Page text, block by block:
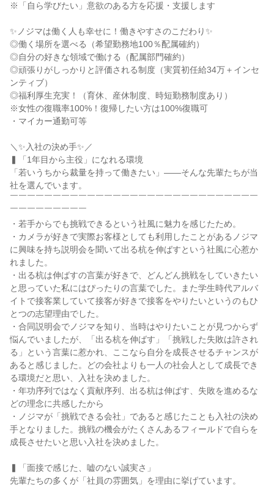
※「自ら学びたい」意欲のある方を応援・支援します
✨ノジマは働く人も幸せに！働きやすさのこだわり✨
◎働く場所を選べる（希望勤務地100％配属確約）
◎自分の好きな領域で働ける（配属部門確約）
◎頑張りがしっかりと評価される制度（実質初任給34万＋インセ
ンティブ）
◎福利厚生充実！（育休、産休制度、時短勤務制度あり）
※女性の復職率100%！復帰したい方は100%復職可
・マイカー通勤可等
＼✨入社の決め手✨／
▍「1年目から主役」になれる環境
「若いうちから裁量を持って働きたい」——そんな先輩たちが当
社を選んでいます。
￣￣￣￣￣￣￣￣￣￣￣￣￣￣￣￣￣￣￣￣￣￣￣￣￣￣￣￣￣
￣￣￣￣￣￣￣￣￣
・若手からでも挑戦できるという社風に魅力を感じたため。
・カメラが好きで実際お客様としても利用したことがあるノジマ
に興味を持ち説明会を聞いて出る杭を伸ばすという社風に心惹か
れました。
・出る杭は伸ばすの言葉が好きで、どんどん挑戦をしていきたい
と思っていた私にはぴったりの言葉でした。また学生時代アルバ
イトで接客業していて接客が好きで接客をやりたいというのもひ
とつの志望理由でした。
・合同説明会でノジマを知り、当時はやりたいことが見つからず
悩んでいましたが、「出る杭を伸ばす」「挑戦した失敗は許され
る」という言葉に惹かれ、ここなら自分を成長させるチャンスが
あると感じました。どの会社よりも一人の社会人として成長でき
る環境だと思い、入社を決めました。
・年功序列ではなく貢献序列、出る杭は伸ばす、失敗を進めるな
どの理念に共感したから
・ノジマが「挑戦できる会社」であると感じたことも入社の決め
手となりました。挑戦の機会がたくさんあるフィールドで自らを
成長させたいと思い入社を決めました。
▍「面接で感じた、嘘のない誠実さ」
先輩たちの多くが「社員の雰囲気」を理由に挙げています。